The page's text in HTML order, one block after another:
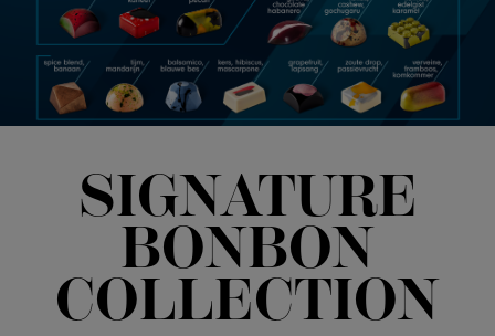
POPULAIRE
PRODUCTEN
SIGNATURE
BONBON
COLLECTION